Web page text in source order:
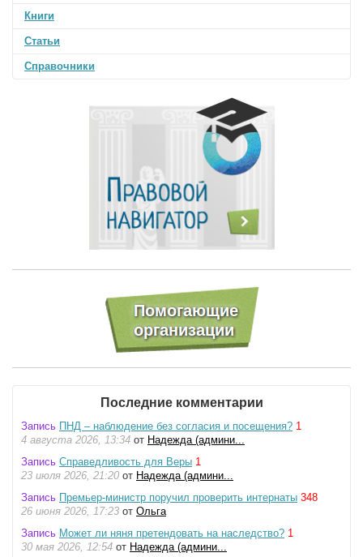
Книги
Статьи
Справочники
Последние комментарии
Запись ПНД – наблюдение без согласия и посещения? 1
4 августа 2026, 13:34 от Надежда (админи...
Запись Справедливость для Веры 1
23 июля 2026, 21:20 от Надежда (админи...
Запись Премьер-министр поручил проверить интернаты 348
26 июня 2026, 17:23 от Ольга
Запись Может ли няня претендовать на наследство? 1
30 мая 2026, 12:54 от Надежда (админи...